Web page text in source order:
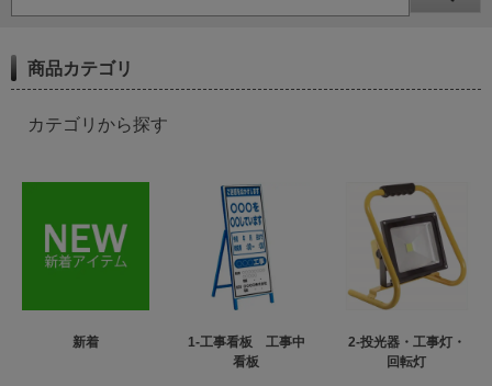
商品カテゴリ
カテゴリから探す
新着
1-工事看板 工事中
看板
2-投光器・工事灯・
回転灯